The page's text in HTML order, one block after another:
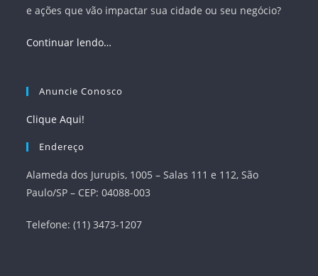
e ações que vão impactar sua cidade ou seu negócio?
Continuar lendo…
Anuncie Conosco
Clique Aqui!
Endereço
Alameda dos Jurupis, 1005 – Salas 111 e 112, São
Paulo/SP – CEP: 04088-003
Telefone: (11) 3473-1207